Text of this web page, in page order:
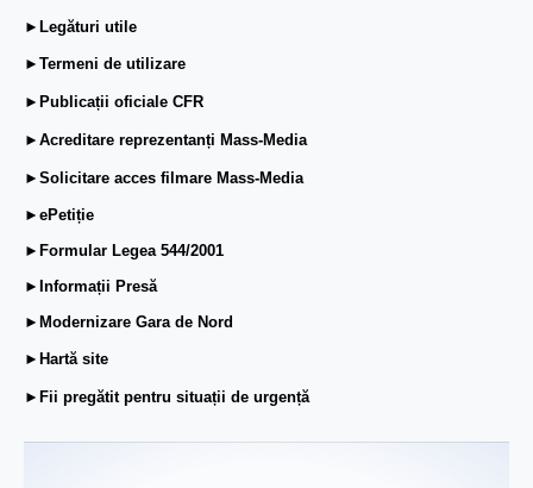
►Legături utile
►Termeni de utilizare
►Publicații oficiale CFR
►Acreditare reprezentanți Mass-Media
►Solicitare acces filmare Mass-Media
►ePetiție
►Formular Legea 544/2001
►Informații Presă
►Modernizare Gara de Nord
►Hartă site
►Fii pregătit pentru situații de urgență